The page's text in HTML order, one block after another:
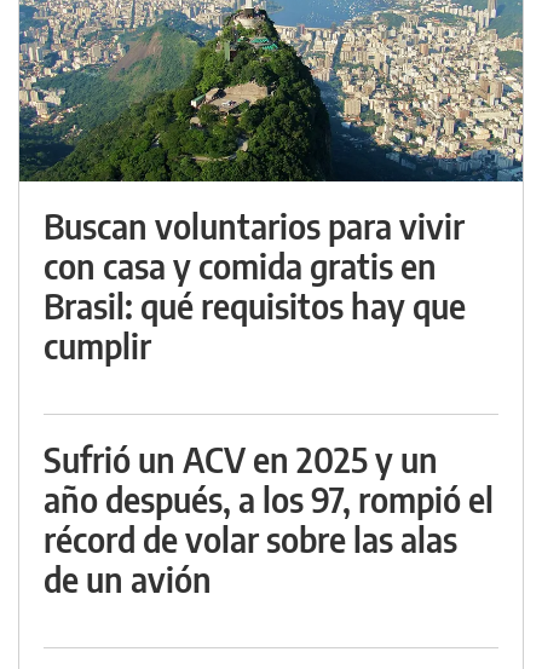
Buscan voluntarios para vivir
con casa y comida gratis en
Brasil: qué requisitos hay que
cumplir
Sufrió un ACV en 2025 y un
año después, a los 97, rompió el
récord de volar sobre las alas
de un avión